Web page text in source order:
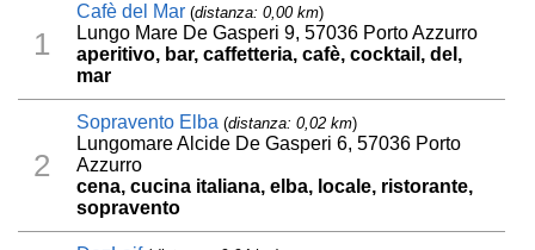
1
Cafè del Mar (distanza: 0,00 km)
Lungo Mare De Gasperi 9, 57036 Porto Azzurro
aperitivo, bar, caffetteria, cafè, cocktail, del,
mar
2
Sopravento Elba (distanza: 0,02 km)
Lungomare Alcide De Gasperi 6, 57036 Porto
Azzurro
cena, cucina italiana, elba, locale, ristorante,
sopravento